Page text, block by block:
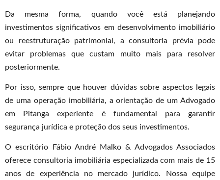
Da mesma forma, quando você está planejando
investimentos significativos em desenvolvimento imobiliário
ou reestruturação patrimonial, a consultoria prévia pode
evitar problemas que custam muito mais para resolver
posteriormente.
Por isso, sempre que houver dúvidas sobre aspectos legais
de uma operação imobiliária, a orientação de um Advogado
em Pitanga experiente é fundamental para garantir
segurança jurídica e proteção dos seus investimentos.
O escritório Fábio André Malko & Advogados Associados
oferece consultoria imobiliária especializada com mais de 15
anos de experiência no mercado jurídico. Nossa equipe